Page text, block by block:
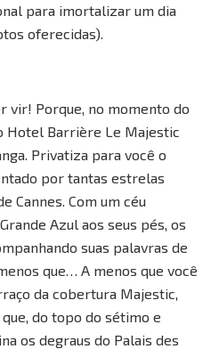
para imortalizar um dia
oferecidas).
vir! Porque, no momento do
Hotel Barrière Le Majestic
Privatiza para você o
por tantas estrelas
Cannes. Com um céu
Azul aos seus pés, os
suas palavras de
que… A menos que você
da cobertura Majestic,
do topo do sétimo e
os degraus do Palais des